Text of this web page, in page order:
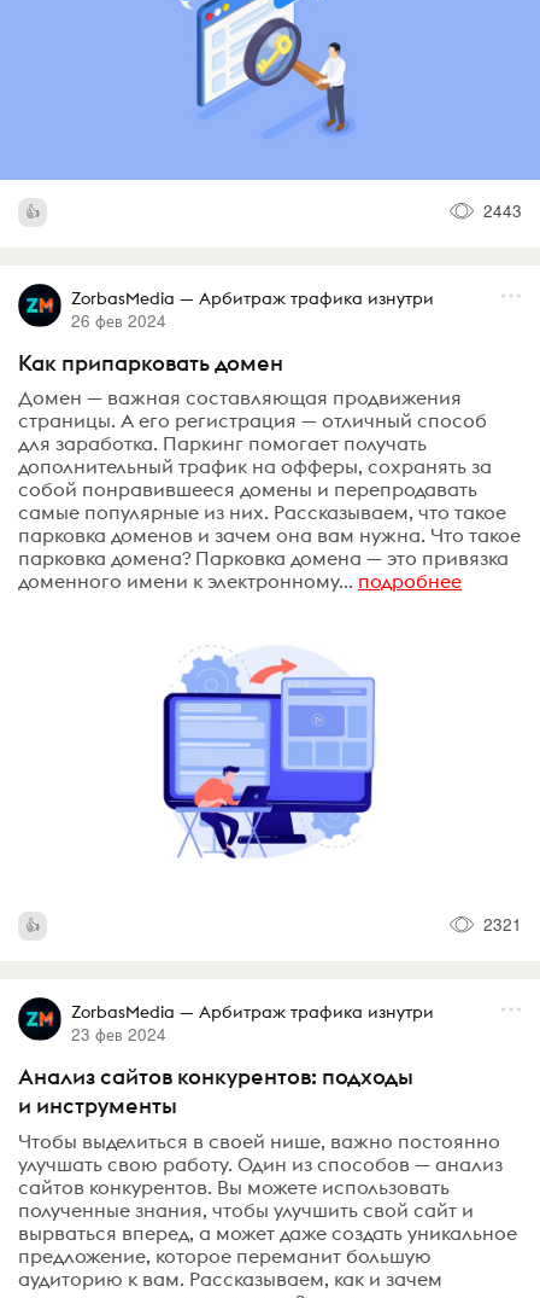
2443
ZorbasMedia — Арбитраж трафика изнутри
26 фев 2024
Как припарковать домен
Домен — важная составляющая продвижения
страницы. А его регистрация — отличный способ
для заработка. Паркинг помогает получать
дополнительный трафик на офферы, сохранять за
собой понравившееся домены и перепродавать
самые популярные из них. Рассказываем, что такое
парковка доменов и зачем она вам нужна. Что такое
парковка домена? Парковка домена — это привязка
доменного имени к электронному... подробнее
2321
ZorbasMedia — Арбитраж трафика изнутри
23 фев 2024
Анализ сайтов конкурентов: подходы
и инструменты
Чтобы выделиться в своей нише, важно постоянно
улучшать свою работу. Один из способов — анализ
сайтов конкурентов. Вы можете использовать
полученные знания, чтобы улучшить свой сайт и
вырваться вперед, а может даже создать уникальное
предложение, которое переманит большую
аудиторию к вам. Рассказываем, как и зачем